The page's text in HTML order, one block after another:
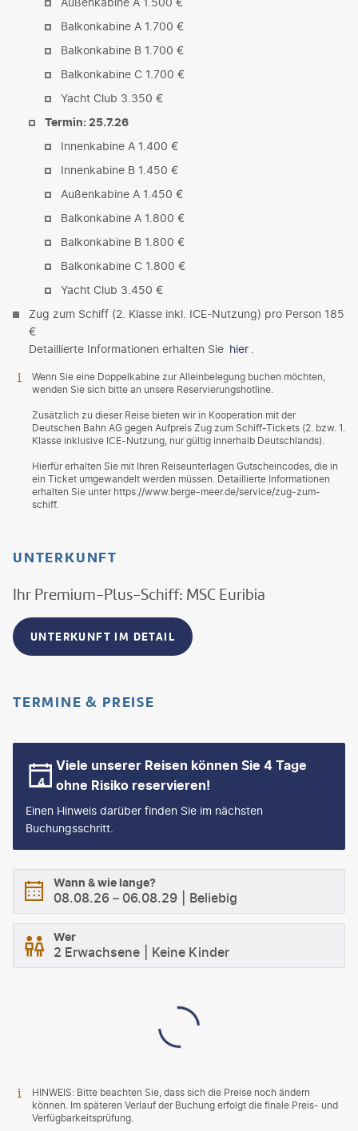
Balkonkabine A 1.700 €
Balkonkabine B 1.700 €
Balkonkabine C 1.700 €
Yacht Club 3.350 €
Termin: 25.7.26
Innenkabine A 1.400 €
Innenkabine B 1.450 €
Außenkabine A 1.450 €
Balkonkabine A 1.800 €
Balkonkabine B 1.800 €
Balkonkabine C 1.800 €
Yacht Club 3.450 €
Zug zum Schiff (2. Klasse inkl. ICE-Nutzung) pro Person 185
€
Detaillierte Informationen erhalten Sie hier
Wenn Sie eine Doppelkabine zur Alleinbelegung buchen möchten,
wenden Sie sich bitte an unsere Reservierungshotline.
Zusätzlich zu dieser Reise bieten wir in Kooperation mit der
Deutschen Bahn AG gegen Aufpreis Zug zum Schiff-Tickets (2. bzw. 1.
Klasse inklusive ICE-Nutzung, nur gültig innerhalb Deutschlands).
Hierfür erhalten Sie mit Ihren Reiseunterlagen Gutscheincodes, die in
ein Ticket umgewandelt werden müssen. Detaillierte Informationen
erhalten Sie unter https://www.berge-meer.de/service/zug-zum-
schiff.
UNTERKUNFT
Ihr Premium-Plus-Schiff: MSC Euribia
UNTERKUNFT IM DETAIL
TERMINE & PREISE
Viele unserer Reisen können Sie 4 Tage
ohne Risiko reservieren!
Einen Hinweis darüber finden Sie im nächsten
Buchungsschritt.
Wann & wie lange?
08.08.26 – 06.08.29 Beliebig
Wer
2 Erwachsene Keine Kinder
HINWEIS: Bitte beachten Sie, dass sich die Preise noch ändern
können. Im späteren Verlauf der Buchung erfolgt die finale Preis- und
Verfügbarkeitsprüfung.